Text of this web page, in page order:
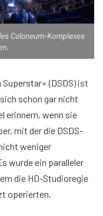
Coloneum-Komplexes
(DSDS) ist
schon gar nicht
erinnern, wenn sie
mit der die DSDS-
weniger
wurde ein paralleler
die HD-Studioregie
operierten.